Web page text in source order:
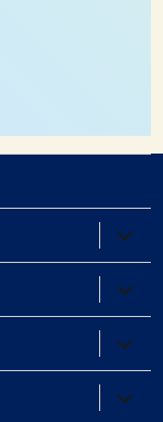
ブ
メ
ニ
ュ
ー
を
展
開
ブ
メ
ニ
ュ
ー
を
展
ブ
メ
ニ
ュ
ブ